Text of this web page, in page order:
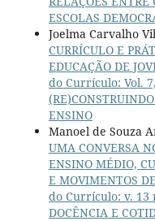
ESCOLAS
Joelma Carvalho
CURRÍCULO E
EDUCAÇÃO DE
do Currículo: Vol.
ENSINO
Manoel de Souza
UMA CONVERSA
ENSINO MÉDIO,
E MOVIMENTOS
do Currículo: v. 13
DOCÊNCIA E